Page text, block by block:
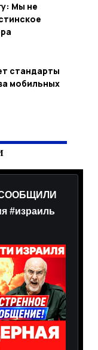
Мы не
стандарты
мобильных